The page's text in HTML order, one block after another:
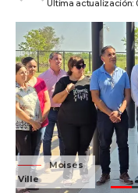
Última actualización:
Moisés
Ville